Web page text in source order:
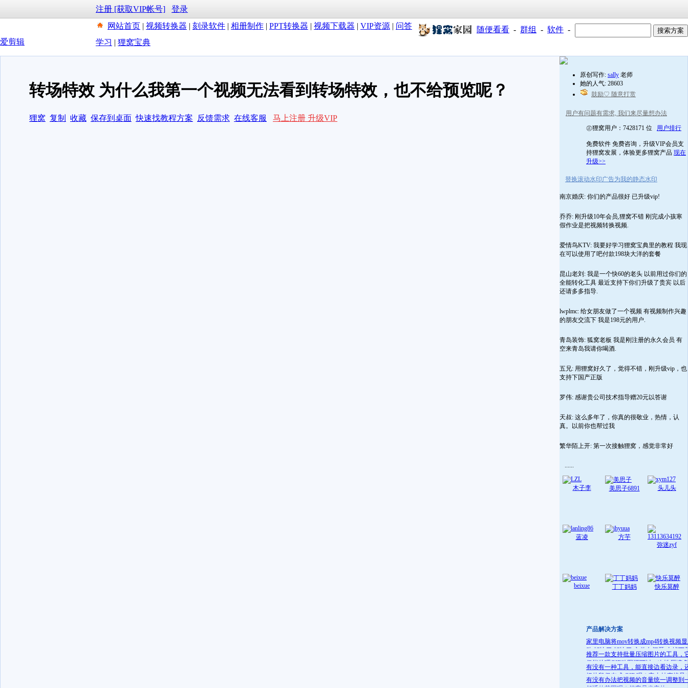
注册 [获取VIP帐号]
登录
网站首页 | 视频转换器 | 刻录软件 | 相册制作 | PPT转换器 | 视频下载器 | VIP资源 | 问答
学习 | 狸窝宝典
随便看看 - 群组 - 软件 -
爱剪辑
原创写作: sally 老师
她的人气: 28603
鼓励♡ 随意打赏
用户有问题有需求, 我们来尽量想办法
㊣狸窝用户：7428171 位 用户排行
免费软件 免费咨询，升级VIP会员支
持狸窝发展，体验更多狸窝产品 现在
升级>>
替换滚动水印广告为我的静态水印
南京婚庆: 你们的产品很好 已升级vip!
乔乔: 刚升级10年会员,狸窝不错 刚完成小孩寒
假作业是把视频转换视频.
爱情鸟KTV: 我要好学习狸窝宝典里的教程 我现
在可以使用了吧付款198块大洋的套餐
昆山老刘: 我是一个快60的老头 以前用过你们的
全能转化工具 最近支持下你们升级了贵宾 以后
还请多多指导.
lwplmc: 给女朋友做了一个视频 有视频制作兴趣
的朋友交流下 我是198元的用户.
青岛装饰: 狐窝老板 我是刚注册的永久会员 有
空来青岛我请你喝酒.
五兄: 用狸窝好久了，觉得不错，刚升级vip，也
支持下国产正版
罗伟: 感谢贵公司技术指导赠20元以答谢
天叔: 这么多年了，你真的很敬业，热情，认
真。以前你也帮过我
繁华陌上开: 第一次接触狸窝，感觉非常好
......
木子李 美思子6891 头儿头
蓝凌
方芋
弥迷zyf
beixue 丁丁妈妈 快乐莫醉
产品解决方案
家里电脑将mov转换成mp4转换视频
败 解决了:解决了 文件名问题 去掉下
就可
推荐一款支持批量压缩图片的工具，
仅能处理GIF动图还可以一次性压缩
件
有没有一种工具，能直接边看边录，
把片段保存成 GIF 呢？它支持直接导
GIF 格式，
有没有办法把视频的音量统一调整到
转场特效 为什么我第一个视频无法看到转场特效，也不给预览呢？
狸窝 复制 收藏 保存到桌面 快速找教程方案 反馈需求 在线客服 马上注册 升级VIP